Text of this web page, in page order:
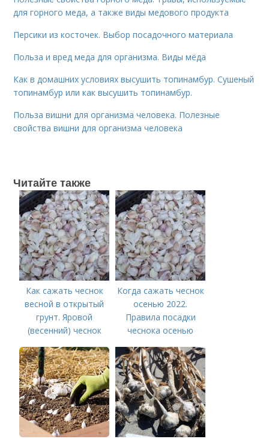
для горного меда, а также виды медового продукта
Персики из косточек. Выбор посадочного материала
Польза и вред меда для организма. Виды мёда
Как в домашних условиях высушить топинамбур. Сушеный
топинамбур или как высушить топинамбур.
Польза вишни для организма человека. Полезные
свойства вишни для организма человека
Читайте также
Как сажать чеснок
весной в открытый
грунт. Яровой
(весенний) чеснок
Когда сажать чеснок
осенью 2022.
Правила посадки
чеснока осенью